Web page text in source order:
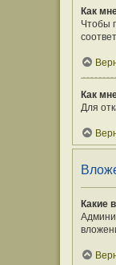
Как
Чтобы
Как
Для
Какие